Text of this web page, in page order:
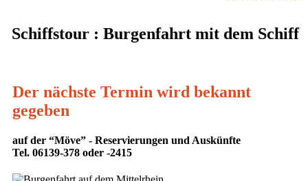
Schiffstour : Burgenfahrt mit dem Schiff
Der nächste Termin wird bekannt
gegeben
auf der “Möve” - Reservierungen und Auskünfte
Tel. 06139-378 oder -2415